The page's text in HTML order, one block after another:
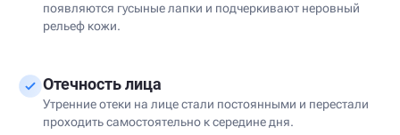
появляются гусыные лапки и подчеркивают неровный
рельеф кожи.
Отечность лица
Утренние отеки на лице стали постоянными и перестали
проходить самостоятельно к середине дня.